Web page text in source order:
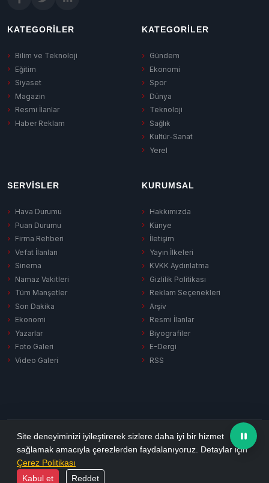
KATEGORILER
Bilim ve Teknoloji
Eğitim
Siyaset
Magazin
Resmi İlanlar
Haber Reklam
KATEGORILER
Gündem
Ekonomi
Spor
Dünya
Teknoloji
Sağlık
Kültür-Sanat
Yerel
SERVISLER
Hava Durumu
Puan Durumu
Firma Rehberi
Vefat İlanları
Sinema
Namaz Vakitleri
Tüm Manşetler
Son Dakika
Ekonomi
Yazarlar
Foto Galeri
Video Galeri
KURUMSAL
Hakkımızda
Künye
İletişim
Yayın İlkeleri
KVKK Aydınlatma
Gizlilik Politikası
Reklam Seçenekleri
Arşiv
Resmi İlanlar
Biyografiler
E-Dergi
RSS
Gizlilik Politikası KVKK AydınlatmaÇerez PolitikasıRSS
© 2026 Ezine Pusula. Tüm hakları saklıdır.
Yazılım:
Site deneyiminizi iyileştirerek sizlere daha iyi bir hizmet
sağlamak amacıyla çerezlerden faydalanıyoruz. Detaylar için
Çerez Politikası
Kabul et
Reddet